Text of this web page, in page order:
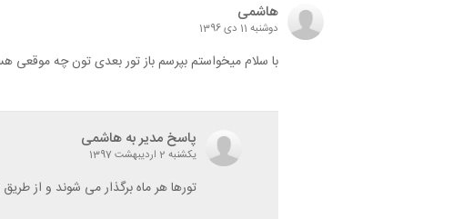
هاشمی
دوشنبه 11 دی 1396
با سلام میخواستم بپرسم باز تور بعدی تون چه
پاسخ مدیر به هاشمی
یکشنبه 2 اردیبهشت 1397
تورها هر ماه برگذار می شوند و از